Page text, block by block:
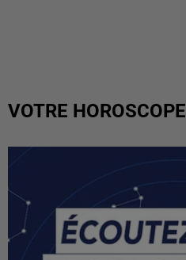
VOTRE HOROSCOPE